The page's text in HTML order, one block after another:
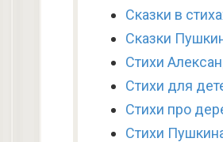
Сказки в
Сказки
Стихи
Стихи для
Стихи про
Стихи